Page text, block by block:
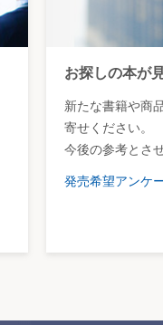
お探しの本が
新たな書籍や商
寄せください。
今後の参考とさ
発売希望アンケ